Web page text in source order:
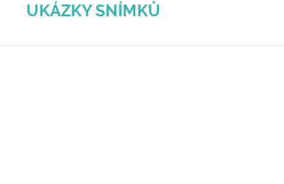
UKÁZKY SNÍMKŮ